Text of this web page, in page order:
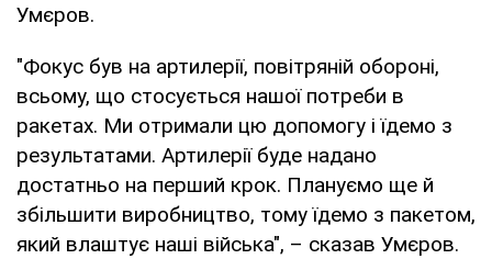
Умєров.
"Фокус був на артилерії, повітряній обороні,
всьому, що стосується нашої потреби в
ракетах. Ми отримали цю допомогу і їдемо з
результатами. Артилерії буде надано
достатньо на перший крок. Плануємо ще й
збільшити виробництво, тому їдемо з пакетом,
який влаштує наші війська", – сказав Умєров.